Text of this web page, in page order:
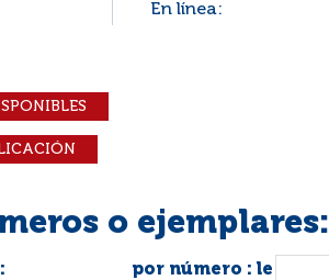
En línea:
o ejemplares:
por número : le